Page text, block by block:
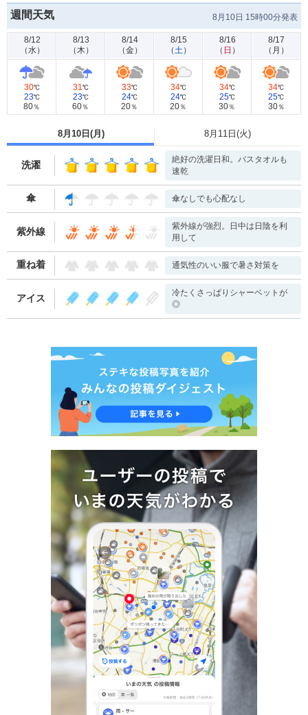
竜王町
週間天気 8月10日 15時00分発表
8/12
（水）
8/13
（木）
8/14
（金）
8/15
（土）
8/16
（ 日 ）
8/17
（ 月 ）
30℃
23℃
80％
31℃
23℃
60％
33℃
24℃
20％
34℃
24℃
20％
34℃
25℃
30％
34℃
25℃
30％
8月10日(月 ) 8月11日(火)
洗濯
絶好の洗濯日和。バスタオルも
速乾
傘 傘なしでも心配なし
紫外線
紫外線が強烈。日中は日陰を利
用して
重ね着 通気性のいい服で暑さ対策を
アイス
冷たくさっぱりシャーベットが
◎